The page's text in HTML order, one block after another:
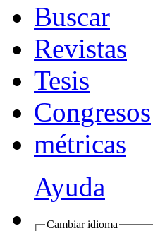
Buscar
Revistas
Tesis
Congresos
métricas
Ayuda
Cambiar idioma